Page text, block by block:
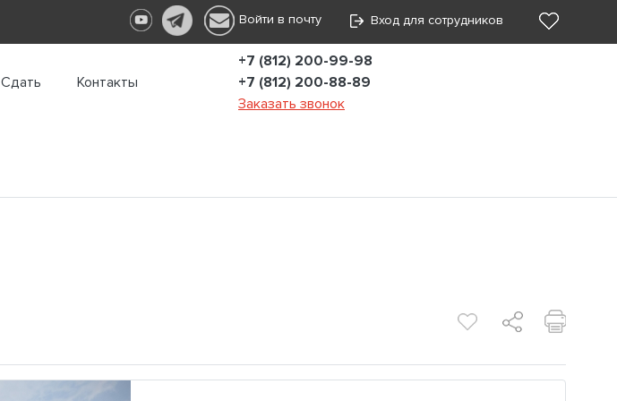
Войти в почту Вход для сотрудников
Сдать Контакты
+7 (812) 200-99-98
+7 (812) 200-88-89
Заказать звонок